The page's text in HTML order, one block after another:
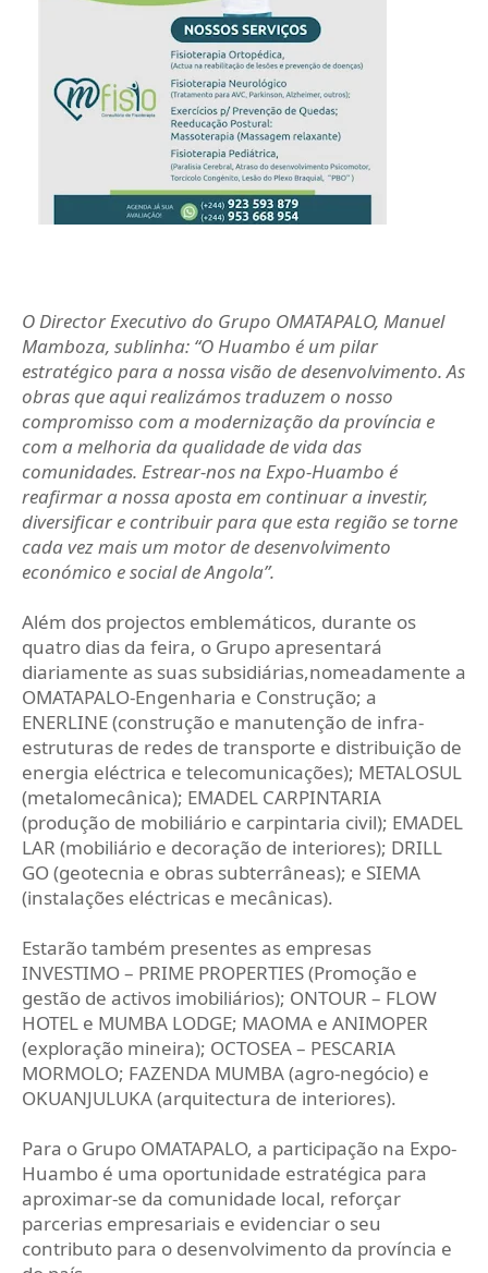
O Director Executivo do Grupo OMATAPALO, Manuel
Mamboza, sublinha: “O Huambo é um pilar
estratégico para a nossa visão de desenvolvimento. As
obras que aqui realizámos traduzem o nosso
compromisso com a modernização da província e
com a melhoria da qualidade de vida das
comunidades. Estrear-nos na Expo-Huambo é
reafirmar a nossa aposta em continuar a investir,
diversificar e contribuir para que esta região se torne
cada vez mais um motor de desenvolvimento
económico e social de Angola”.
Além dos projectos emblemáticos, durante os
quatro dias da feira, o Grupo apresentará
diariamente as suas subsidiárias,nomeadamente a
OMATAPALO-Engenharia e Construção; a
ENERLINE (construção e manutenção de infra-
estruturas de redes de transporte e distribuição de
energia eléctrica e telecomunicações); METALOSUL
(metalomecânica); EMADEL CARPINTARIA
(produção de mobiliário e carpintaria civil); EMADEL
LAR (mobiliário e decoração de interiores); DRILL
GO (geotecnia e obras subterrâneas); e SIEMA
(instalações eléctricas e mecânicas).
Estarão também presentes as empresas
INVESTIMO – PRIME PROPERTIES (Promoção e
gestão de activos imobiliários); ONTOUR – FLOW
HOTEL e MUMBA LODGE; MAOMA e ANIMOPER
(exploração mineira); OCTOSEA – PESCARIA
MORMOLO; FAZENDA MUMBA (agro-negócio) e
OKUANJULUKA (arquitectura de interiores).
Para o Grupo OMATAPALO, a participação na Expo-
Huambo é uma oportunidade estratégica para
aproximar-se da comunidade local, reforçar
parcerias empresariais e evidenciar o seu
contributo para o desenvolvimento da província e